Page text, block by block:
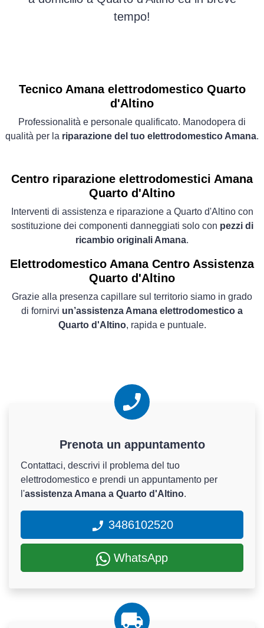
tempo!
Tecnico Amana elettrodomestico Quarto
d'Altino
Professionalità e personale qualificato. Manodopera di
qualità per la riparazione del tuo elettrodomestico Amana.
Centro riparazione elettrodomestici Amana
Quarto d'Altino
Interventi di assistenza e riparazione a Quarto d'Altino con
sostituzione dei componenti danneggiati solo con pezzi di
ricambio originali Amana.
Elettrodomestico Amana Centro Assistenza
Quarto d'Altino
Grazie alla presenza capillare sul territorio siamo in grado
di fornirvi un’assistenza Amana elettrodomestico a
Quarto d'Altino, rapida e puntuale.
Prenota un appuntamento
Contattaci, descrivi il problema del tuo
elettrodomestico e prendi un appuntamento per
l'assistenza Amana a Quarto d'Altino.
3486102520
WhatsApp